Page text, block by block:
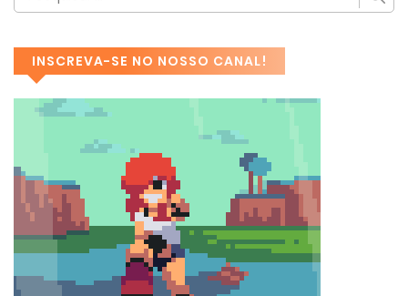
INSCREVA-SE NO NOSSO CANAL!